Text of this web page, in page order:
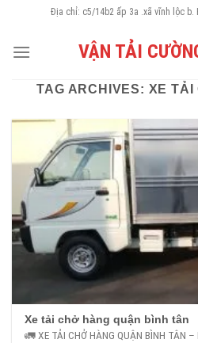
content
Địa chỉ: c5/14b2 ấp 3a .xã vĩnh lộc b.
VẬN TẢI
TAG ARCHIVES: XE TẢI
Xe tải chở hàng quận bình tân
🚛 XE TẢI CHỞ HÀNG QUẬN BÌNH TÂN